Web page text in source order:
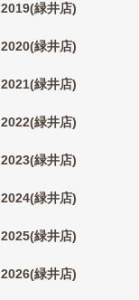
2019(緑井店)
2020(緑井店)
2021(緑井店)
2022(緑井店)
2023(緑井店)
2024(緑井店)
2025(緑井店)
2026(緑井店)